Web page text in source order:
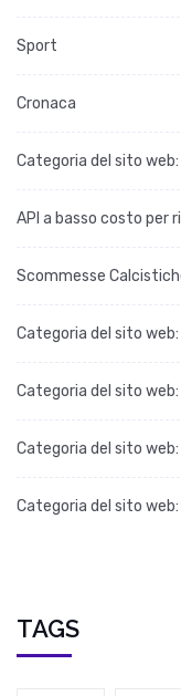
Sport
Cronaca
Categoria del sito web:
API a basso costo per
Scommesse
Categoria del sito
Categoria del sito
Categoria del sito
Categoria del sito
TAGS